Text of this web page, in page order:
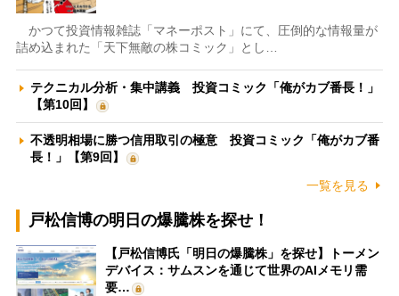
かつて投資情報雑誌「マネーポスト」にて、圧倒的な情報量が
詰め込まれた「天下無敵の株コミック」とし…
テクニカル分析・集中講義 投資コミック「俺がカブ番長！」
【第10回】
不透明相場に勝つ信用取引の極意 投資コミック「俺がカブ番
長！」【第9回】
一覧を見る
戸松信博の明日の爆騰株を探せ！
【戸松信博氏「明日の爆騰株」を探せ】トーメン
デバイス：サムスンを通じて世界のAIメモリ需
要…